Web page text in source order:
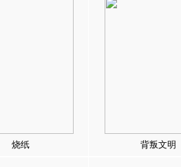
烧纸 背叛文明